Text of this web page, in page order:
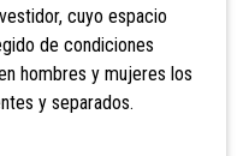
cuyo espacio
de condiciones
hombres y mujeres los
y separados.